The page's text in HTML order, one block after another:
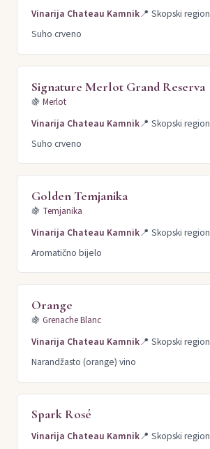
Vinarija Chateau Kamnik📍 Skopski region
Suho crveno
Signature Merlot Grand Reserva
🍇 Merlot
Vinarija Chateau Kamnik📍 Skopski region
Suho crveno
Golden Temjanika
🍇 Temjanika
Vinarija Chateau Kamnik📍 Skopski region
Aromatično bijelo
Orange
🍇 Grenache Blanc
Vinarija Chateau Kamnik📍 Skopski region
Narandžasto (orange) vino
Spark Rosé
Vinarija Chateau Kamnik📍 Skopski region